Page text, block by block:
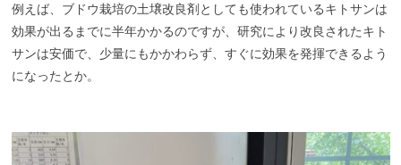
例えば、ブドウ栽培の土壌改良剤としても使われているキトサンは
効果が出るまでに半年かかるのですが、研究により改良されたキト
サンは安価で、少量にもかかわらず、すぐに効果を発揮できるよう
になったとか。